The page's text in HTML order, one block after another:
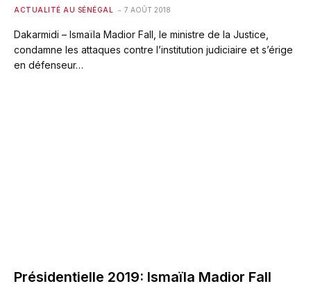
ACTUALITÉ AU SÉNÉGAL 7 AOÛT 2018
Dakarmidi – Ismaïla Madior Fall, le ministre de la Justice,
condamne les attaques contre l’institution judiciaire et s’érige
en défenseur…
Présidentielle 2019: Ismaïla Madior Fall